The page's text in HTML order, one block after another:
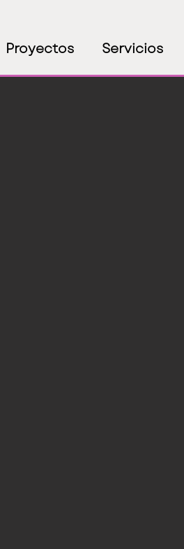
Proyectos Servicios